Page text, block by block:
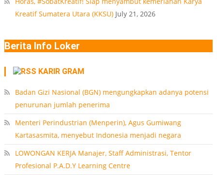
Kreatif Sumatera Utara (KKSU) July 21, 2026
Berita Info Loker
KARIR GRAM
Badan Gizi Nasional (BGN) mengungkapkan adanya potensi
penurunan jumlah penerima
Menteri Perindustrian (Menperin), Agus Gumiwang
Kartasasmita, menyebut Indonesia menjadi negara
LOWONGAN KERJA Manajer, Staff Administrasi, Tentor
Profesional P.A.D.Y Learning Centre